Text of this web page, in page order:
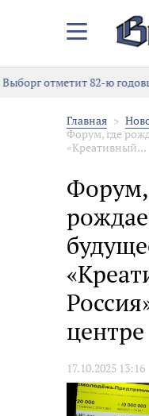
Закрыть/
меню
Выборг отметит 82-ю
Главная
Форум, где
«Креативный...
Форум,
центре
17.10.2025 13:16